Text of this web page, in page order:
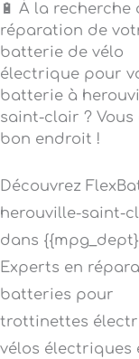
🔋 À la recherche
réparation de
batterie de vélo
électrique pour
batterie à
saint-clair ? Vous
bon endroit !
Découvrez
herouville-saint-
dans
Experts en
batteries pour
trottinettes
vélos électriques